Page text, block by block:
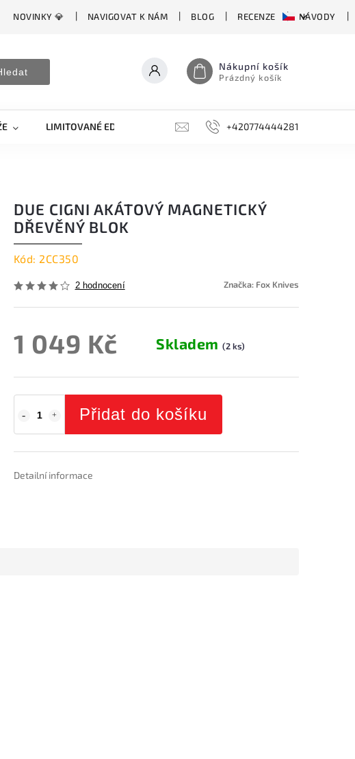
NOVINKY 💎 NAVIGOVAT K NÁM BLOG RECENZE NÁVODY
Nákupní košík
Prázdný košík
LIMITOVANÉ EDICE BROUSKY, BRUSKY, OCÍLKY
+420774444281
DUE CIGNI AKÁTOVÝ MAGNETICKÝ
DŘEVĚNÝ BLOK
Kód: 2CC350
2 hodnocení Značka: Fox Knives
1 049 Kč Skladem(2 ks)
Přidat do košíku
Detailní informace